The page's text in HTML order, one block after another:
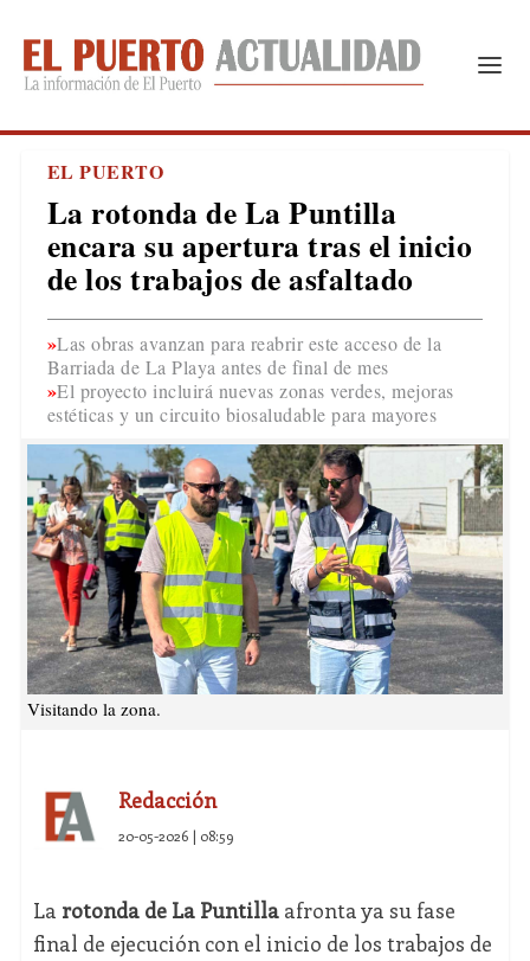
EL PUERTO
La rotonda de La Puntilla
encara su apertura tras el inicio
de los trabajos de asfaltado
Las obras avanzan para reabrir este acceso de la
Barriada de La Playa antes de final de mes
El proyecto incluirá nuevas zonas verdes, mejoras
estéticas y un circuito biosaludable para mayores
Visitando la zona.
Redacción
20-05-2026 | 08:59
La rotonda de La Puntillaafronta ya su fase
final de ejecución con el inicio de los trabajos de